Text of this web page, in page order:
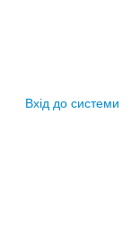
Вхід до системи